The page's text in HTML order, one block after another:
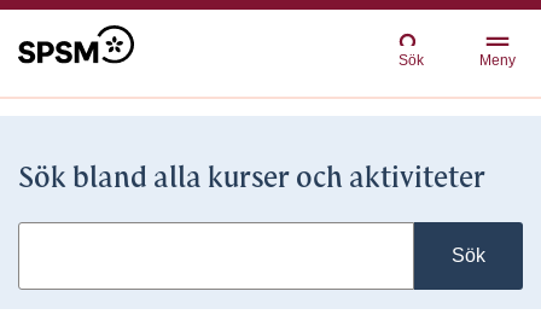
Sök Meny
Sök bland alla kurser och aktiviteter
Sök